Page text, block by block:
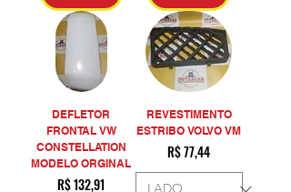
DEFLETOR
FRONTAL VW
CONSTELLATION
MODELO ORGINAL
Preço
R$ 132,91
REVESTIMENTO
ESTRIBO VOLVO VM
Preço
R$ 77,44